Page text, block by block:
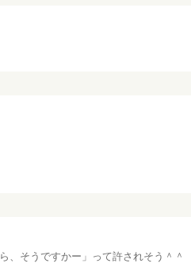
、そうですかー」って許されそう＾＾